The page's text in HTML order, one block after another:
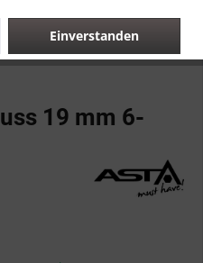
19 mm 6-
Einverstanden